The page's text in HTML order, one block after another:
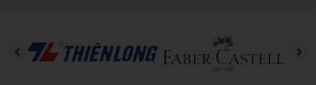
Kích thước bao bì (cm)